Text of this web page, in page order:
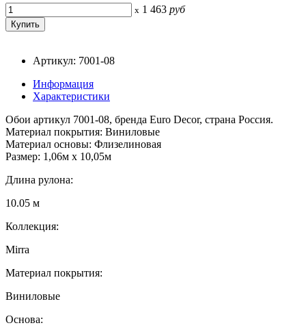
x 1 463 руб
Артикул: 7001-08
Информация
Характеристики
Обои артикул 7001-08, бренда Euro Decor, страна Россия.
Материал покрытия: Виниловые
Материал основы: Флизелиновая
Размер: 1,06м х 10,05м
Длина рулона:
10.05 м
Коллекция:
Mirra
Материал покрытия:
Виниловые
Основа: